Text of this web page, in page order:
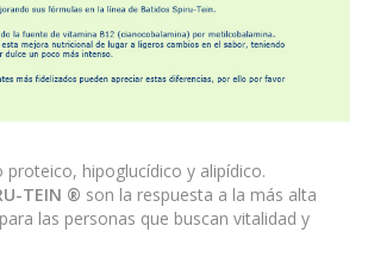
proteico, hipoglucídico y alipídico.
TEIN ® son la respuesta a la más alta
las personas que buscan vitalidad y